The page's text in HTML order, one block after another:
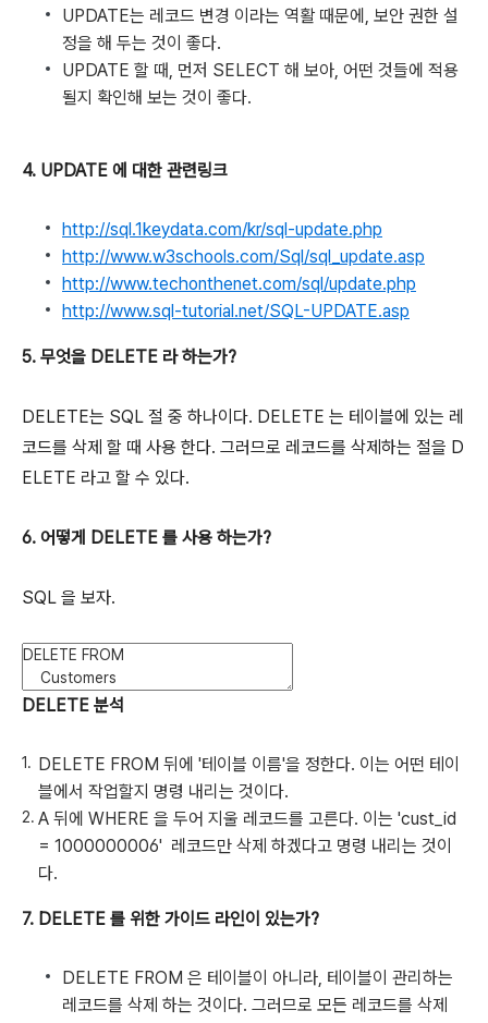
UPDATE는 레코드 변경 이라는 역활 때문에, 보안 권한 설
정을 해 두는 것이 좋다.
UPDATE 할 때, 먼저 SELECT 해 보아, 어떤 것들에 적용
될지 확인해 보는 것이 좋다.
4. UPDATE 에 대한 관련링크
http://sql.1keydata.com/kr/sql-update.php
http://www.w3schools.com/Sql/sql_update.asp
http://www.techonthenet.com/sql/update.php
http://www.sql-tutorial.net/SQL-UPDATE.asp
5. 무엇을 DELETE 라 하는가?
DELETE는 SQL 절 중 하나이다. DELETE 는 테이블에 있는 레
코드를 삭제 할 때 사용 한다. 그러므로 레코드를 삭제하는 절을 D
ELETE 라고 할 수 있다.
6. 어떻게 DELETE 를 사용 하는가?
SQL 을 보자.
DELETE 분석
DELETE FROM 뒤에 '테이블 이름'을 정한다. 이는 어떤 테이
블에서 작업할지 명령 내리는 것이다.
A 뒤에 WHERE 을 두어 지울 레코드를 고른다. 이는 'cust_id
= 1000000006' 레코드만 삭제 하겠다고 명령 내리는 것이
다.
7. DELETE 를 위한 가이드 라인이 있는가?
DELETE FROM 은 테이블이 아니라, 테이블이 관리하는
레코드를 삭제 하는 것이다. 그러므로 모든 레코드를 삭제